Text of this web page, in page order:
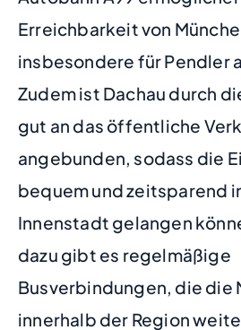
Erreichbarkeit von
insbesondere für Pendler
Zudem ist Dachau durch
gut an das öffentliche
angebunden, sodass die
bequem und zeitsparend
Innenstadt gelangen
dazu gibt es regelmäßige
Busverbindungen, die die
innerhalb der Region